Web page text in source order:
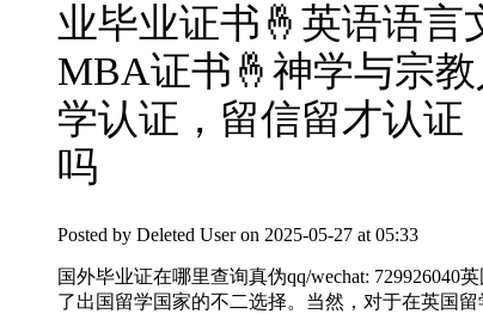
业毕业证书🤞英语语言
MBA证书🤞神学与宗
学认证，留信留才认证
吗
Posted by Deleted User on 2025-05-27 at 05:33
国外毕业证在哪里查询真伪qq/wechat:
了出国留学国家的不二选择。当然，对于在英国